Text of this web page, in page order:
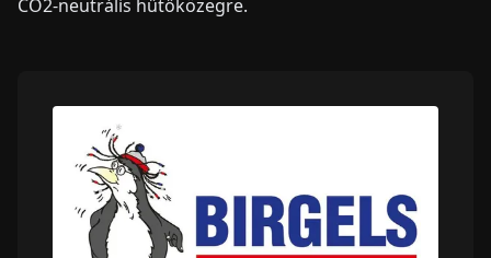
CO2-neutrális hűtőközegre.